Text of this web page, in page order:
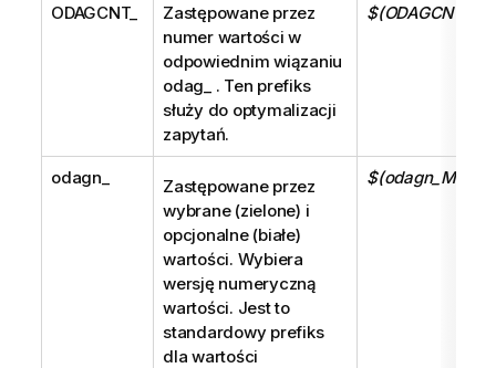
ODAGCNT_
Zastępowane przez
numer wartości w
odpowiednim wiązaniu
odag_
. Ten prefiks
służy do optymalizacji
zapytań.
odagn_
Zastępowane przez
wybrane (zielone) i
opcjonalne (białe)
wartości. Wybiera
wersję numeryczną
wartości. Jest to
standardowy prefiks
dla wartości